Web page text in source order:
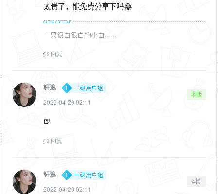
太贵了，能免费分享下吗😂
一只很白很白的小白......
回复
轩逸
一级用户组
2022-04-29 02:11
地板
🍺
回复
轩逸
一级用户组
2022-04-29 02:11
4楼